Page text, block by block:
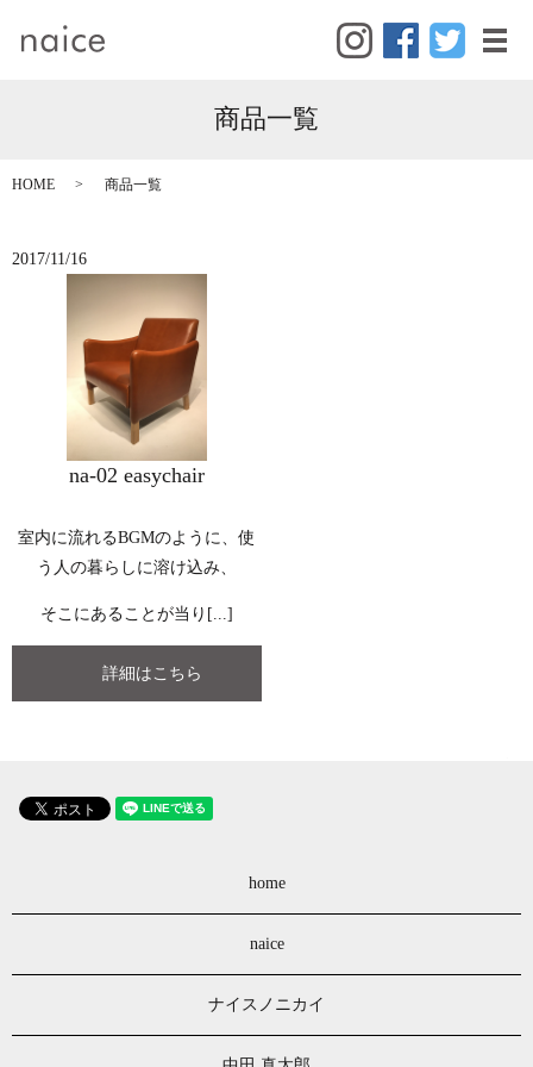
メ
商品一覧
HOME 商品一覧
2017/11/16
na-02 easychair
室内に流れるBGMのように、使
う人の暮らしに溶け込み、
そこにあることが当り[...]
詳細はこちら
home
naice
ナイスノニカイ